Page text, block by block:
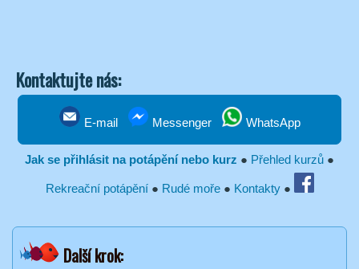
Kontaktujte nás:
E-mail Messenger WhatsApp
Jak se přihlásit na potápění nebo kurz ● Přehled kurzů ●
Rekreační potápění● Rudé moře● Kontakty●
Další krok: